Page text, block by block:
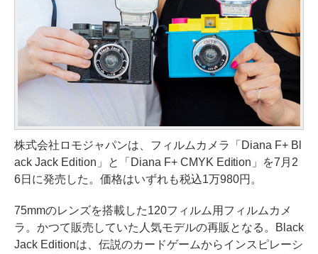
株式会社ロモジャパンは、フィルムカメラ「Diana F+ Bl
ack Jack Edition」と「Diana F+ CMYK Edition」を7月2
6日に発売した。価格はいずれも税込1万980円。
75mmのレンズを搭載した120フィルム用フィルムカメ
ラ。かつて販売していた人気モデルの再販となる。Black
Jack Editionは、伝説のカードゲームからインスピレーシ